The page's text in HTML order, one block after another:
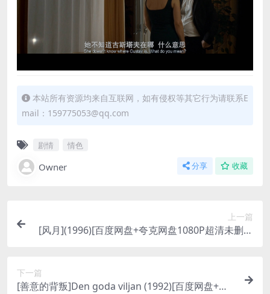
本站所有资源均来自互联网，如有侵权等其它行为请联系E
mail：159775053@qq.com
剧情 情色
Owner 分享 收藏
上一篇
[风月](1996)[百度网盘+夸克网盘1080P超清未删减
下一篇
[善意的背叛]Den goda viljan (1992)[百度网盘+夸